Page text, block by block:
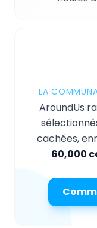
LA
AroundUs
cachées,
60,000